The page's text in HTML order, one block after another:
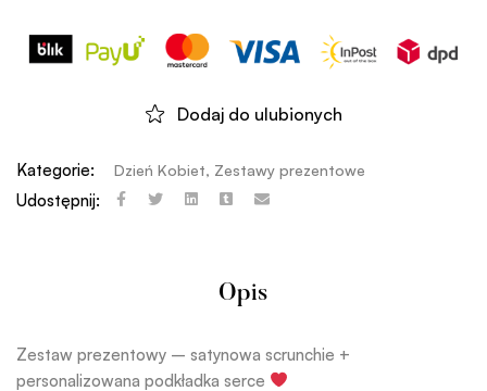
Dodaj do ulubionych
Kategorie: Dzień Kobiet, Zestawy prezentowe
Udostępnij:
Opis
Zestaw prezentowy – satynowa scrunchie +
personalizowana podkładka serce